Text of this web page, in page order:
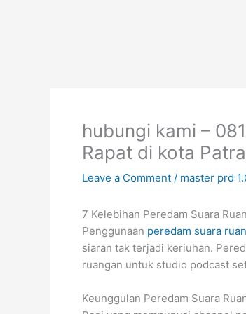
hubungi kami –
Rapat di kota
Leave a Comment / master prd
7 Kelebihan Peredam Suara
Penggunaan peredam suara
siaran tak terjadi keriuhan.
ruangan untuk studio podcast
Keunggulan Peredam Suara